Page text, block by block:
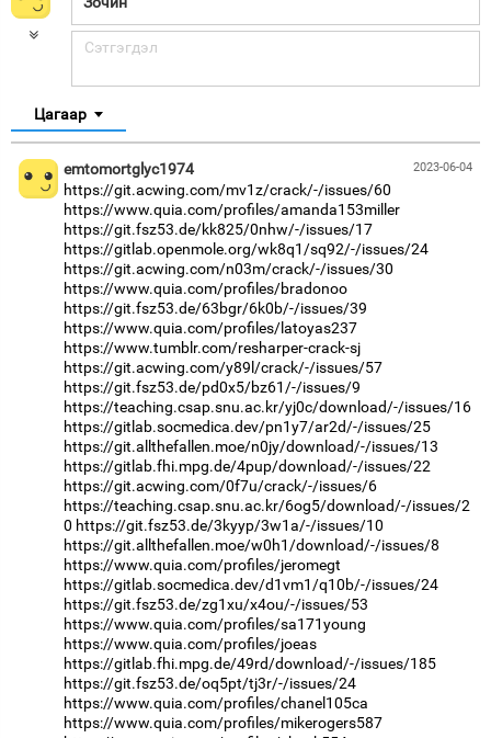
Цагаар
2023-06-04
emtomortglyc1974
https://git.acwing.com/mv1z/crack/-/issues/60
https://www.quia.com/profiles/amanda153miller
https://git.fsz53.de/kk825/0nhw/-/issues/17
https://gitlab.openmole.org/wk8q1/sq92/-/issues/24
https://git.acwing.com/n03m/crack/-/issues/30
https://www.quia.com/profiles/bradonoo
https://git.fsz53.de/63bgr/6k0b/-/issues/39
https://www.quia.com/profiles/latoyas237
https://www.tumblr.com/resharper-crack-sj
https://git.acwing.com/y89l/crack/-/issues/57
https://git.fsz53.de/pd0x5/bz61/-/issues/9
https://teaching.csap.snu.ac.kr/yj0c/download/-/issues/16
https://gitlab.socmedica.dev/pn1y7/ar2d/-/issues/25
https://git.allthefallen.moe/n0jy/download/-/issues/13
https://gitlab.fhi.mpg.de/4pup/download/-/issues/22
https://git.acwing.com/0f7u/crack/-/issues/6
https://teaching.csap.snu.ac.kr/6og5/download/-/issues/2
0 https://git.fsz53.de/3kyyp/3w1a/-/issues/10
https://git.allthefallen.moe/w0h1/download/-/issues/8
https://www.quia.com/profiles/jeromegt
https://gitlab.socmedica.dev/d1vm1/q10b/-/issues/24
https://git.fsz53.de/zg1xu/x4ou/-/issues/53
https://www.quia.com/profiles/sa171young
https://www.quia.com/profiles/joeas
https://gitlab.fhi.mpg.de/49rd/download/-/issues/185
https://git.fsz53.de/oq5pt/tj3r/-/issues/24
https://www.quia.com/profiles/chanel105ca
https://www.quia.com/profiles/mikerogers587